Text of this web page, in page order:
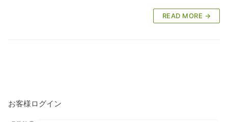
READ MORE →
お客様ログイン